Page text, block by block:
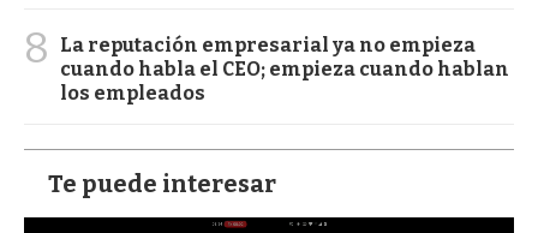
8
La reputación empresarial ya no empieza
cuando habla el CEO; empieza cuando hablan
los empleados
Te puede interesar